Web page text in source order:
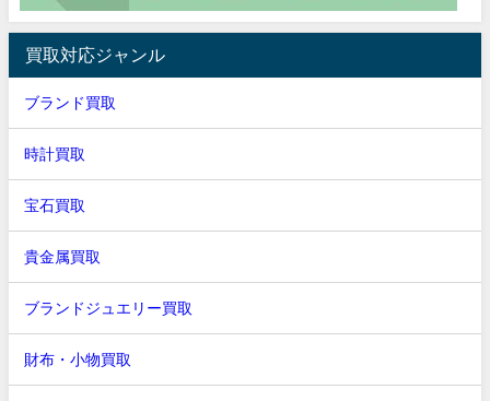
買取対応ジャンル
ブランド買取
時計買取
宝石買取
貴金属買取
ブランドジュエリー買取
財布・小物買取